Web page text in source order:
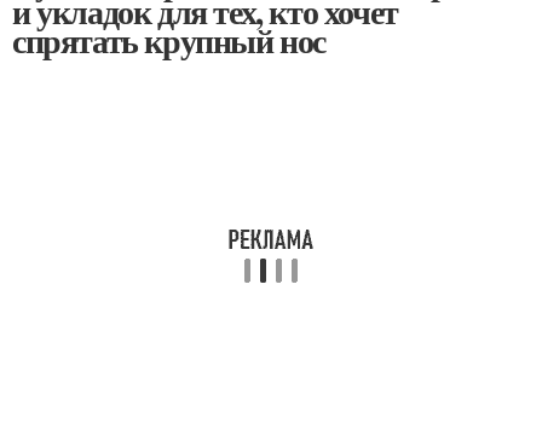
и укладок для тех, кто хочет
спрятать крупный нос